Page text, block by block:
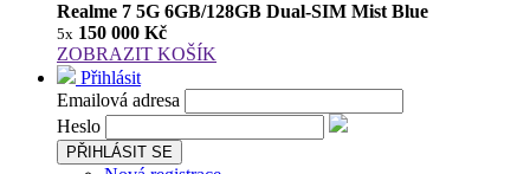
Realme 7 5G 6GB/128GB Dual-SIM Mist Blue
5x 150 000 Kč
ZOBRAZIT KOŠÍK
Přihlásit
Emailová adresa
Heslo
PŘIHLÁSIT SE